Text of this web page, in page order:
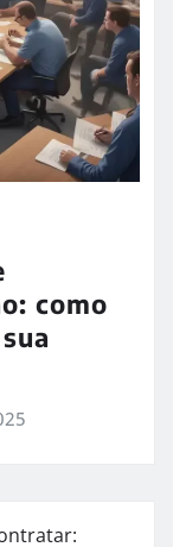
como